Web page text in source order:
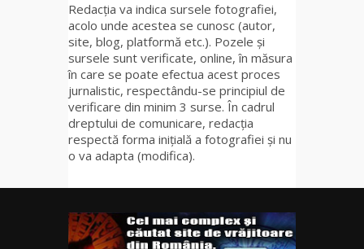
Redacția va indica sursele fotografiei,
acolo unde acestea se cunosc (autor,
site, blog, platformă etc.). Pozele și
sursele sunt verificate, online, în măsura
în care se poate efectua acest proces
jurnalistic, respectându-se principiul de
verificare din minim 3 surse. În cadrul
dreptului de comunicare, redacția
respectă forma inițială a fotografiei și nu
o va adapta (modifica).